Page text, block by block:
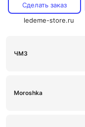
Сделать заказ
ledeme-store.ru
ЧМЗ
Moroshka